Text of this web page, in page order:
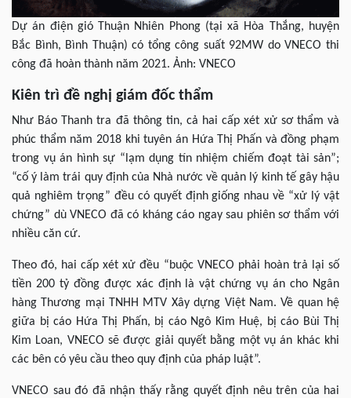
Dự án điện gió Thuận Nhiên Phong (tại xã Hòa Thắng, huyện
Bắc Bình, Bình Thuận) có tổng công suất 92MW do VNECO thi
công đã hoàn thành năm 2021. Ảnh: VNECO
Kiên trì đề nghị giám đốc thẩm
Như Báo Thanh tra đã thông tin, cả hai cấp xét xử sơ thẩm và
phúc thẩm năm 2018 khi tuyên án Hứa Thị Phấn và đồng phạm
trong vụ án hình sự “lạm dụng tín nhiệm chiếm đoạt tài sản”;
“cố ý làm trái quy định của Nhà nước về quản lý kinh tế gây hậu
quả nghiêm trọng” đều có quyết định giống nhau về “xử lý vật
chứng” dù VNECO đã có kháng cáo ngay sau phiên sơ thẩm với
nhiều căn cứ.
Theo đó, hai cấp xét xử đều “buộc VNECO phải hoàn trả lại số
tiền 200 tỷ đồng được xác định là vật chứng vụ án cho Ngân
hàng Thương mại TNHH MTV Xây dựng Việt Nam. Về quan hệ
giữa bị cáo Hứa Thị Phấn, bị cáo Ngô Kim Huệ, bị cáo Bùi Thị
Kim Loan, VNECO sẽ được giải quyết bằng một vụ án khác khi
các bên có yêu cầu theo quy định của pháp luật”.
VNECO sau đó đã nhận thấy rằng quyết định nêu trên của hai